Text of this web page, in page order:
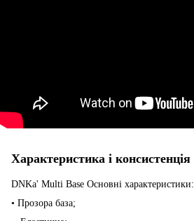
Характеристика і консистенція
DNKa' Multi Base Основні характеристики:
• Прозора база;